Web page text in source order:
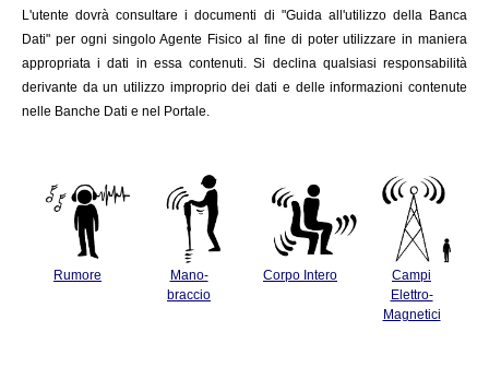
L'utente dovrà consultare i documenti di "Guida all'utilizzo della Banca
Dati" per ogni singolo Agente Fisico al fine di poter utilizzare in maniera
appropriata i dati in essa contenuti. Si declina qualsiasi responsabilità
derivante da un utilizzo improprio dei dati e delle informazioni contenute
nelle Banche Dati e nel Portale.
Rumore
Mano-
braccio
Corpo Intero
Campi
Elettro-
Magnetici